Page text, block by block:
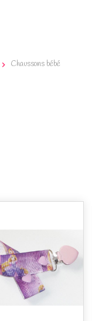
 Chaussons bébé